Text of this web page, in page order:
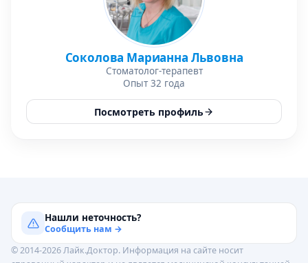
Соколова Марианна Львовна
Стоматолог-терапевт
Опыт 32 года
Посмотреть профиль
Нашли неточность?
Сообщить нам →
© 2014-2026 Лайк.Доктор. Информация на сайте носит